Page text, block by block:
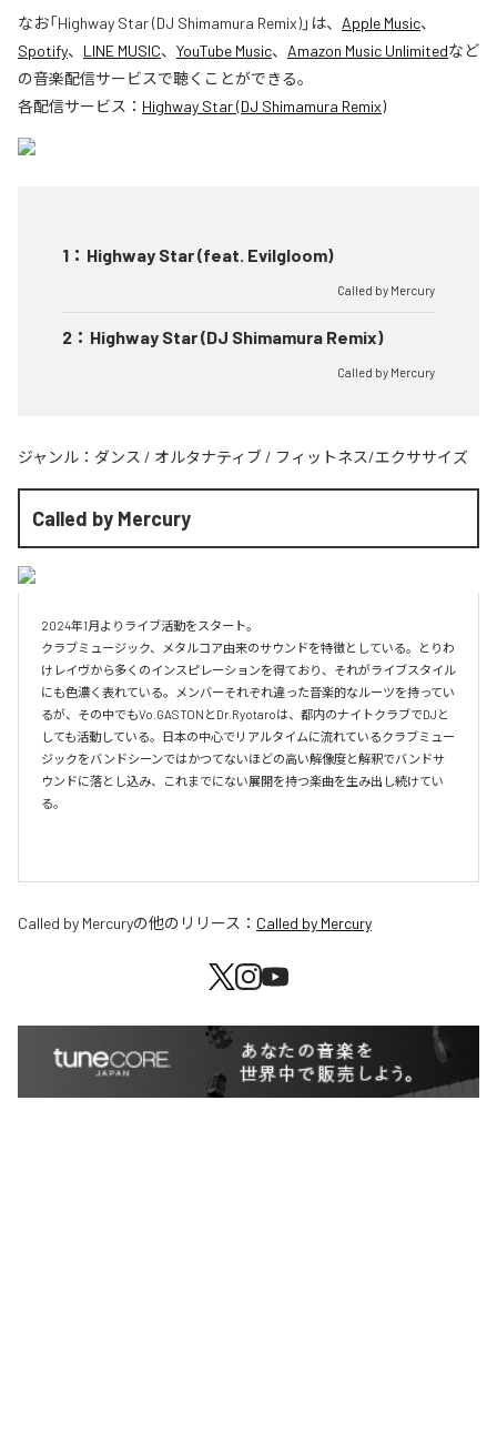
なお「Highway Star (DJ Shimamura Remix)」は、 Apple Music、
Spotify、 LINE MUSIC、 YouTube Music、 Amazon Music Unlimitedなど
の音楽配信サービスで聴くことができる。
各配信サービス： Highway Star (DJ Shimamura Remix)
1 ： Highway Star (feat. Evilgloom)
Called by Mercury
2 ： Highway Star (DJ Shimamura Remix)
Called by Mercury
ジャンル： ダンス / オルタナティブ / フィットネス/エクササイズ
Called by Mercury
2024年1月よりライブ活動をスタート。
クラブミュージック、メタルコア由来のサウンドを特徴としている。とりわ
けレイヴから多くのインスピレーションを得ており、それがライブスタイル
にも色濃く表れている。メンバーそれぞれ違った音楽的なルーツを持ってい
るが、その中でもVo.GASTONとDr.Ryotaroは、都内のナイトクラブでDJと
しても活動している。日本の中心でリアルタイムに流れているクラブミュー
ジックをバンドシーンではかつてないほどの高い解像度と解釈でバンドサ
ウンドに落とし込み、これまでにない展開を持つ楽曲を生み出し続けてい
る。
Called by Mercuryの他のリリース： Called by Mercury